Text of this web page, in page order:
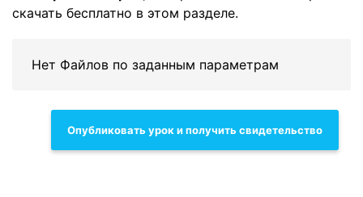
скачать бесплатно в этом разделе.
Нет Файлов по заданным параметрам
Опубликовать урок и получить свидетельство